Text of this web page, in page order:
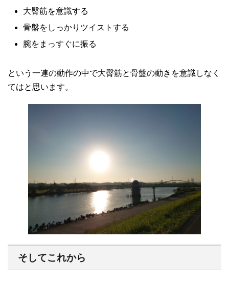
大臀筋を意識する
骨盤をしっかりツイストする
腕をまっすぐに振る
という一連の動作の中で大臀筋と骨盤の動きを意識しなく
てはと思います。
そしてこれから